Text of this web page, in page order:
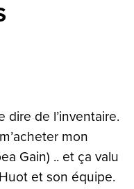
de l’inventaire.
mon
Gain) .. et ça valu
et son équipe.